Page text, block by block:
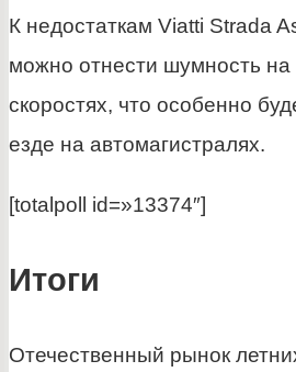
К недостаткам Viatti Strada
можно отнести шумность на
скоростях, что особенно
езде на автомагистралях.
[totalpoll id=»13374″]
Итоги
Отечественный рынок